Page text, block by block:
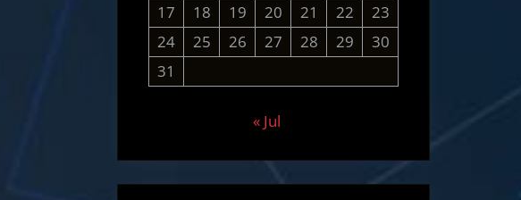
17
18 19 20 21 22
23
24
25 26 27 28 29
30
31
« Jul